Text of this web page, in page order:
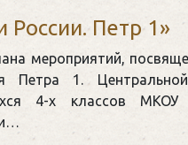
России. Петр 1»
мероприятий,
1. Центральной
4-х классов